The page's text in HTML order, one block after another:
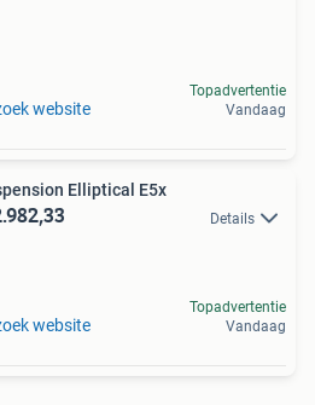
website
Topadvertentie
Vandaag
Elliptical E5x
Details
website
Topadvertentie
Vandaag